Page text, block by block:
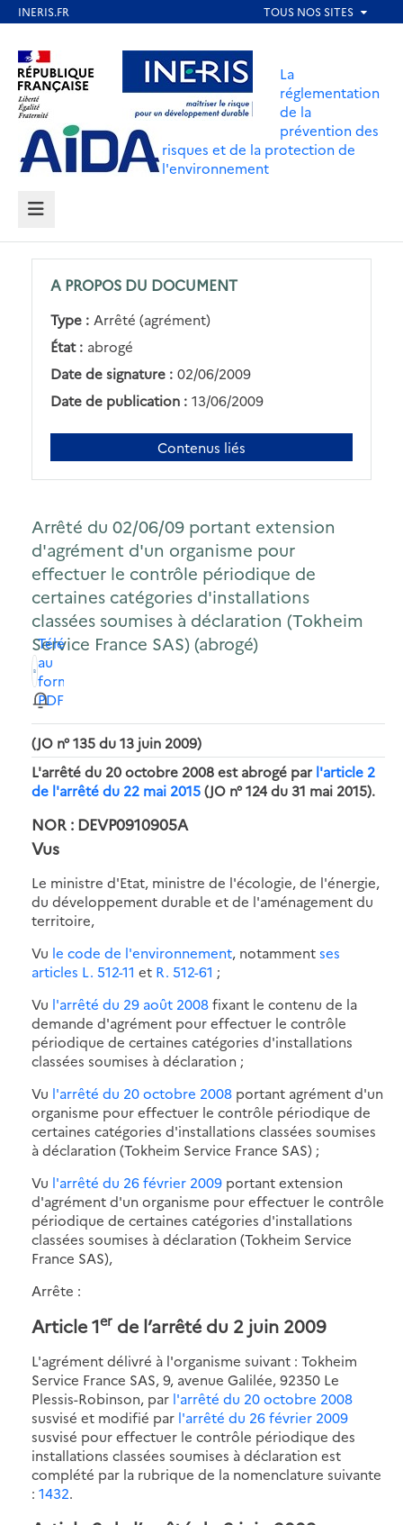
contenu
principal
Aller au contenu Aller au menu
Aller au pied de page
La
réglementation
de la
prévention des
risques et de la protection de
l'environnement
MENU
A PROPOS DU DOCUMENT
Type : Arrêté (agrément)
État : abrogé
Date de signature : 02/06/2009
Date de publication : 13/06/2009
Contenus liés
Arrêté du 02/06/09 portant extension
d'agrément d'un organisme pour
effectuer le contrôle périodique de
certaines catégories d'installations
classées soumises à déclaration (Tokheim
Service France SAS) (abrogé)
Télécharger
au
format
PDF
(JO n° 135 du 13 juin 2009)
L'arrêté du 20 octobre 2008 est abrogé par l'article 2
de l'arrêté du 22 mai 2015(JO n° 124 du 31 mai 2015).
NOR : DEVP0910905A
Vus
Le ministre d'Etat, ministre de l'écologie, de l'énergie,
du développement durable et de l'aménagement du
territoire,
Vu le code de l'environnement, notammentses
articles L. 512-11 et R. 512-61 ;
Vu l'arrêté du 29 août 2008fixant le contenu de la
demande d'agrément pour effectuer le contrôle
périodique de certaines catégories d'installations
classées soumises à déclaration ;
Vu l'arrêté du 20 octobre 2008 portant agrément d'un
organisme pour effectuer le contrôle périodique de
certaines catégories d'installations classées soumises
à déclaration (Tokheim Service France SAS) ;
Vu l'arrêté du 26 février 2009 portant extension
d'agrément d'un organisme pour effectuer le contrôle
périodique de certaines catégories d'installations
classées soumises à déclaration (Tokheim Service
France SAS),
Arrête :
Article 1er de l’arrêté du 2 juin 2009
L'agrément délivré à l'organisme suivant : Tokheim
Service France SAS, 9, avenue Galilée, 92350 Le
Plessis-Robinson, par l'arrêté du 20 octobre 2008
susvisé et modifié par l'arrêté du 26 février 2009
susvisé pour effectuer le contrôle périodique des
installations classées soumises à déclaration est
complété par la rubrique de la nomenclature suivante
: 1432.